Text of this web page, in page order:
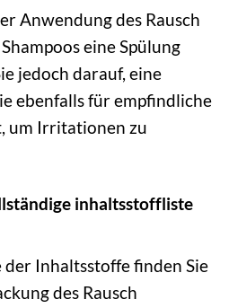
Anwendung des Rausch
eine Spülung
jedoch darauf, eine
ebenfalls für empfindliche
um Irritationen zu
inhaltsstoffliste
Inhaltsstoffe finden Sie
des Rausch